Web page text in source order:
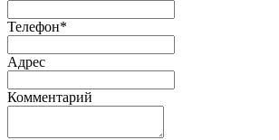
Телефон*
Адрес
Комментарий